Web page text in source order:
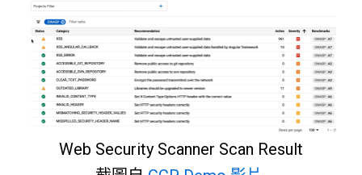
Web Security Scanner Scan Result